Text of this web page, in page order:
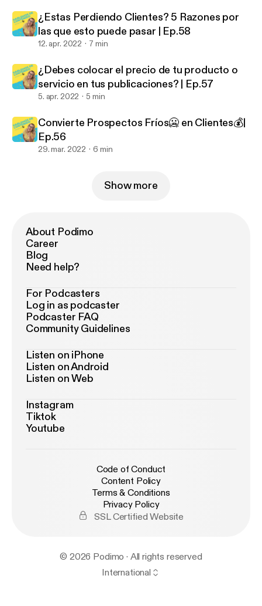
¿Estas Perdiendo Clientes? 5 Razones por
las que esto puede pasar | Ep.58
12. apr. 2022 7 min
¿Debes colocar el precio de tu producto o
servicio en tus publicaciones? | Ep.57
5. apr. 2022 5 min
Convierte Prospectos Fríos🥶 en Clientes💰|
Ep.56
29. mar. 2022 6 min
Show more
About Podimo
Career
Blog
Need help?
For Podcasters
Log in as podcaster
Podcaster FAQ
Community Guidelines
Listen on iPhone
Listen on Android
Listen on Web
Instagram
Tiktok
Youtube
Code of Conduct
Content Policy
Terms & Conditions
Privacy Policy
SSL Certified Website
© 2026 Podimo · All rights reserved
International